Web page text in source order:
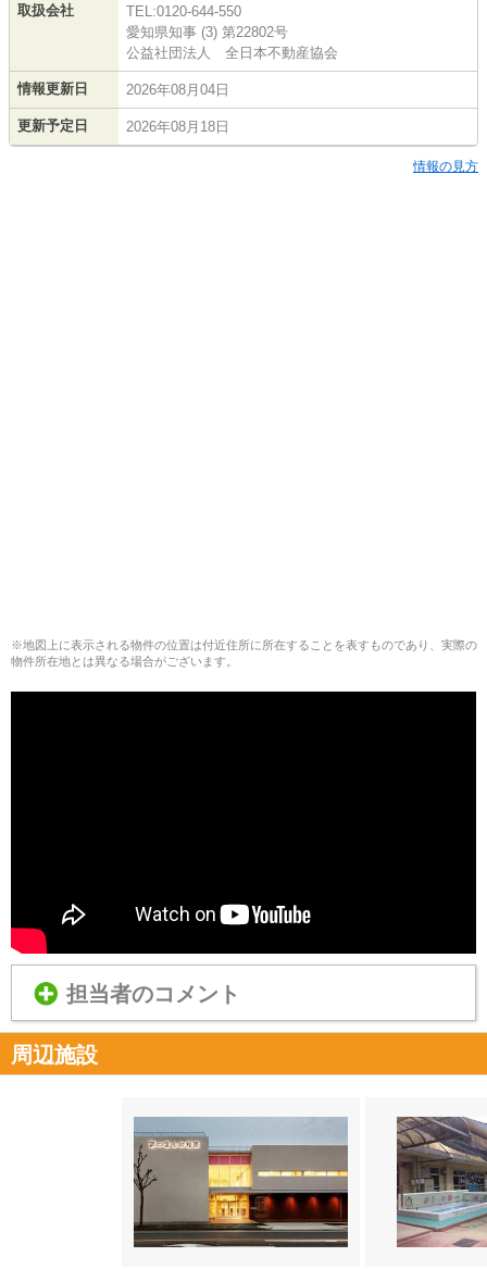
取扱会社
TEL:0120-644-550
愛知県知事 (3) 第22802号
公益社団法人 全日本不動産協会
情報更新日 2026年08月04日
更新予定日 2026年08月18日
情報の見方
※地図上に表示される物件の位置は付近住所に所在することを表すものであり、実際の
物件所在地とは異なる場合がございます。
担当者のコメント
周辺施設